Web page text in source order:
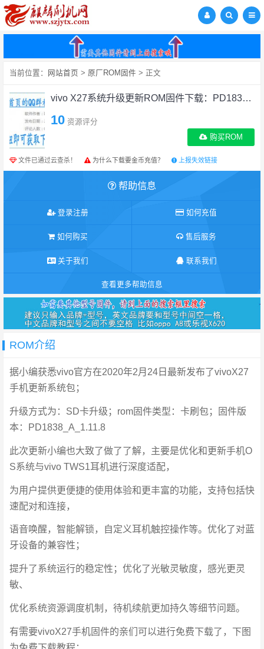
当前位置： 网站首页 > 原厂ROM固件 > 正文
vivo X27系统升级更新ROM固件下载：PD1838_A_1.11.8
10 资源评分
购买ROM
文件已通过云查杀！ 为什么下载要金币充值？ 上报失效链接
帮助信息
登录注册 如何充值
如何购买 售后服务
关于我们 联系我们
查看更多帮助信息
ROM介绍
据小编获悉vivo官方在2020年2月24日最新发布了vivoX27
手机更新系统包；
升级方式为：SD卡升级；rom固件类型：卡刷包；固件版
本：PD1838_A_1.11.8
此次更新小编也大致了做了了解，主要是优化和更新手机O
S系统与vivo TWS1耳机进行深度适配，
为用户提供更便捷的使用体验和更丰富的功能，支持包括快
速配对和连接，
语音唤醒，智能解锁，自定义耳机触控操作等。优化了对蓝
牙设备的兼容性；
提升了系统运行的稳定性；优化了光敏灵敏度，感光更灵
敏、
优化系统资源调度机制，待机续航更加持久等细节问题。
有需要vivoX27手机固件的亲们可以进行免费下载了，下图